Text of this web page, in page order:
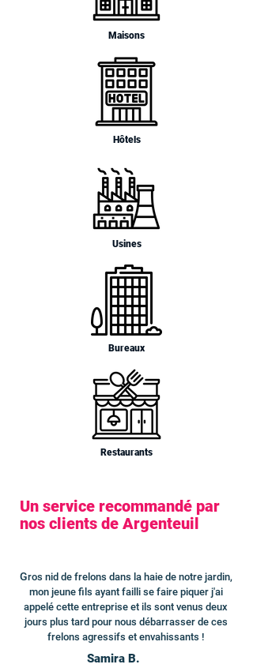
Maisons
Hôtels
Usines
Bureaux
Restaurants
Un service recommandé par
nos clients de Argenteuil
Gros nid de frelons dans la haie de notre jardin,
mon jeune fils ayant failli se faire piquer j'ai
appelé cette entreprise et ils sont venus deux
jours plus tard pour nous débarrasser de ces
frelons agressifs et envahissants !
Samira B.